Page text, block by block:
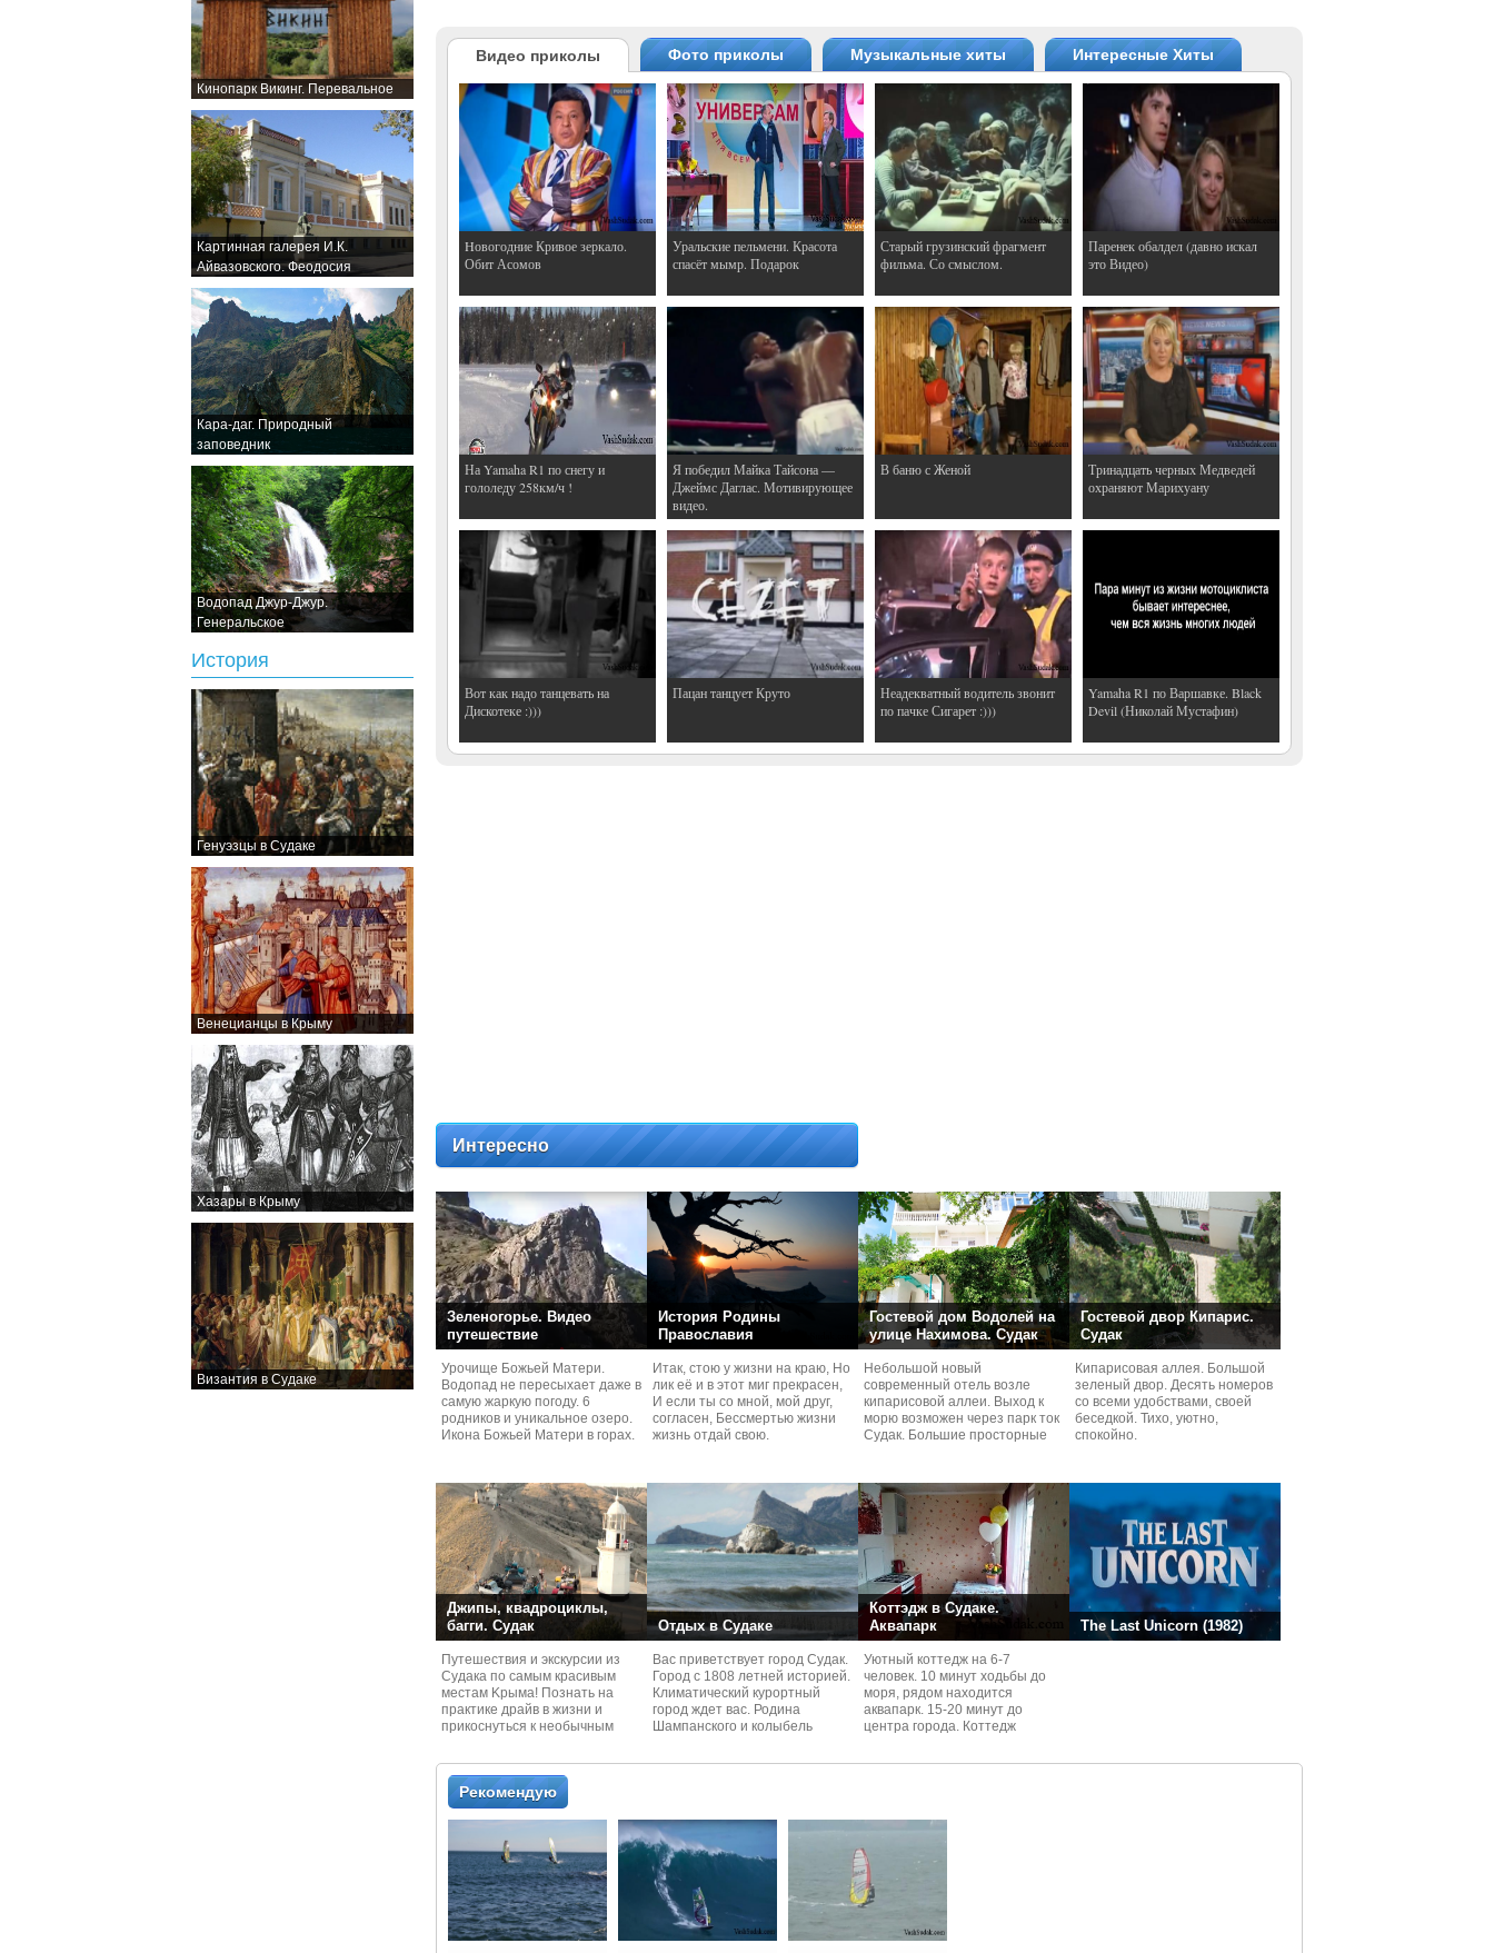
Кинопарк Викинг. Перевальное
Картинная галерея И.К.
Айвазовского. Феодосия
Кара-даг. Природный
заповедник
Водопад Джур-Джур.
Генеральское
История
Генуэзцы в Судаке
Венецианцы в Крыму
Хазары в Крыму
Византия в Судаке
Видео приколы Фото приколы Музыкальные хиты Интересные Хиты
Hовогодние Кривое зеркало.
Обит Асомов
Уральские пельмени. Красота
спасёт мымр. Подарок
Старый грузинский фрагмент
фильма. Со смыслом.
Паренек обалдел (давно искал
это Видео)
На Yamaha R1 по снегу и
гололеду 258км/ч !
Я победил Майка Тайсона —
Джеймс Даглас. Мотивирующее
видео.
В баню с Женой
Тринадцать черных Медведей
охраняют Марихуану
Вот как надо танцевать на
Дискотеке :)))
Пацан танцует Круто
Неадекватный водитель звонит
по пачке Сигарет :)))
Yamaha R1 по Варшавке. Black
Devil (Николай Мустафин)
Интересно
Зеленогорье. Видео
путешествие
Урочище Божьей Матери.
Водопад не пересыхает даже в
самую жаркую погоду. 6
родников и уникальное озеро.
Икона Божьей Матери в горах.
История Родины
Православия
Итак, стою у жизни на краю, Но
лик её и в этот миг прекрасен,
И если ты со мной, мой друг,
согласен, Бессмертью жизни
жизнь отдай свою.
Гостевой дом Водолей на
улице Нахимова. Судак
Небольшой новый
современный отель возле
кипарисовой аллеи. Выход к
морю возможен через парк ток
Судaк. Большие просторные
Гостевой двор Кипарис.
Судак
Кипарисовая аллея. Большой
зеленый двор. Десять номеров
со всеми удобствами, своей
беседкой. Тихо, уютно,
спокойно.
Джипы, квадроциклы,
багги. Судак
Путешествия и экскурcии из
Судaка по самым красивым
местам Kрыма! Познать на
практике драйв в жизни и
прикоснуться к необычным
Отдых в Судаке
Вас приветствует город Судак.
Город с 1808 летней историей.
Климатический курортный
город ждет вас. Родина
Шампанского и колыбель
Коттэдж в Судаке.
Аквапарк
Уютный коттедж на 6-7
человек. 10 минут ходьбы до
моря, рядом находится
аквапарк. 15-20 минут до
центра города. Коттедж
The Last Unicorn (1982)
Рекомендую